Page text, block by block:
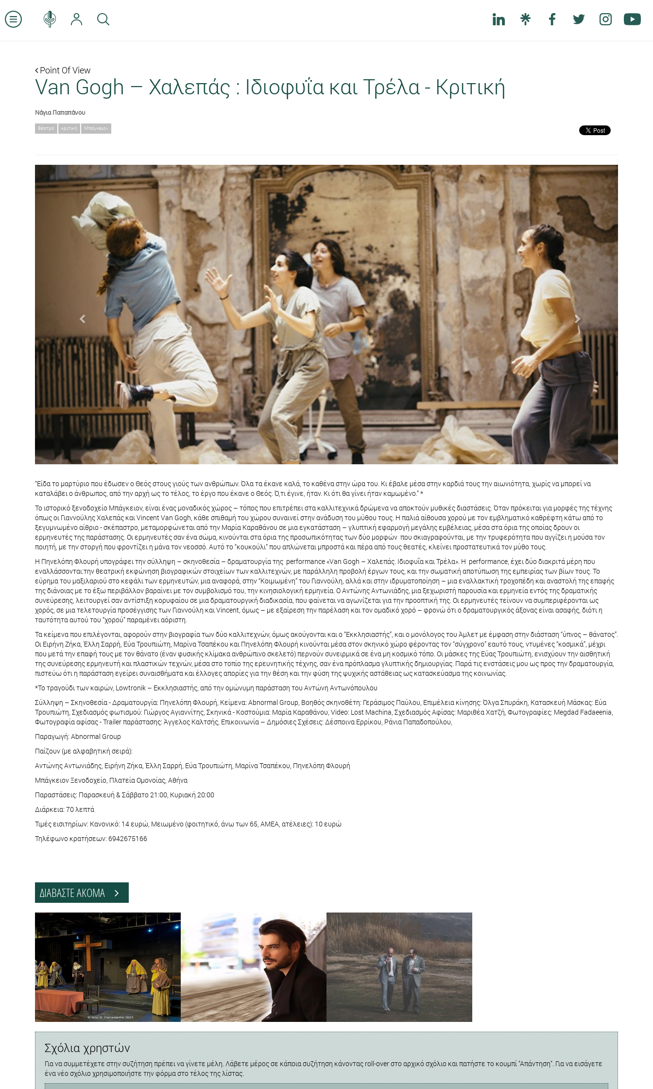
Point Of View
Van Gogh – Χαλεπάς : Ιδιοφυΐα και Τρέλα - Κριτική
Νάγια Παπαπάνου
θέατρο κριτική Μπάγκειον
Previous Next
“Είδα το μαρτύριο που έδωσεν ο Θεός στους γιούς των ανθρώπων. Όλα τα έκανε καλά, το καθένα στην ώρα του. Κι έβαλε μέσα στην καρδιά τους την αιωνιότητα, χωρίς να μπορεί να
καταλάβει ο άνθρωπος, από την αρχή ως το τέλος, το έργο που έκανε ο Θεός. Ό,τι έγινε, ήταν. Κι ότι θα γίνει ήταν καμωμένο.” *
Το ιστορικό ξενοδοχείο Μπάγκειον, είναι ένας μοναδικός χώρος – τόπος που επιτρέπει στα καλλιτεχνικά δρώμενα να αποκτούν μυθικές διαστάσεις. Όταν πρόκειται για μορφές της τέχνης
όπως οι Γιαννούλης Χαλεπάς και Vincent Van Gogh, κάθε σπιθαμή του χώρου συναινεί στην ανάδυση του μύθου τους. Η παλιά αίθουσα χορού με τον εμβληματικό καθρέφτη κάτω από το
ξεγυμνωμένο αίθριο - σκέπαστρο, μεταμορφώνεται από την Μαρία Καραθάνου σε μια εγκατάσταση – γλυπτική εφαρμογή μεγάλης εμβέλειας, μέσα στα όρια της οποίας δρουν οι
ερμηνευτές της παράστασης. Οι ερμηνευτές σαν ένα σώμα, κινούνται στα όρια της προσωπικότητας των δύο μορφών που σκιαγραφούνται, με την τρυφερότητα που αγγίζει η μούσα τον
ποιητή, με την στοργή που φροντίζει η μάνα τον νεοσσό. Αυτό το “κουκούλι” που απλώνεται μπροστά και πέρα από τους θεατές, κλείνει προστατευτικά τον μύθο τους.
Η Πηνελόπη Φλουρή υπογράφει την σύλληψη – σκηνοθεσία – δραματουργία της performance «Van Gogh – Χαλεπάς. Ιδιοφυΐα και Τρέλα». H performance, έχει δύο διακριτά μέρη που
εναλλάσσονται:την θεατρική εκφώνηση βιογραφικών στοιχείων των καλλιτεχνών, με παράλληλη προβολή έργων τους, και την σωματική αποτύπωση της εμπειρίας των βίων τους. Το
εύρημα του μαξιλαριού στο κεφάλι των ερμηνευτών, μια αναφορά, στην “Κοιμωμένη” του Γιαννούλη, αλλά και στην ιδρυματοποίηση – μια εναλλακτική τροχοπέδη και αναστολή της επαφής
της διάνοιας με το έξω περιβάλλον βαραίνει με τον συμβολισμό του, την κινησιολογική ερμηνεία. Ο Αντώνης Αντωνιάδης, μια ξεχωριστή παρουσία και ερμηνεία εντός της δραματικής
συνεύρεσης, λειτουργεί σαν αντίστιξη κορυφαίου σε μια δραματουργική διαδικασία, που φαίνεται να αγωνίζεται για την προοπτική της. Οι ερμηνευτές τείνουν να συμπεριφέρονται ως
χορός, σε μια τελετουργία προσέγγισης των Γιαννούλη και Vincent, όμως – με εξαίρεση την παρέλαση και τον ομαδικό χορό – φρονώ ότι ο δραματουργικός άξονας είναι ασαφής, διότι η
ταυτότητα αυτού του “χορού” παραμένει αόριστη.
Τα κείμενα που επιλέγονται, αφορούν στην βιογραφία των δύο καλλιτεχνών, όμως ακούγονται και ο “Εκκλησιαστής”, και ο μονόλογος του Άμλετ με έμφαση στην διάσταση “ύπνος – θάνατος”.
Οι Ειρήνη Ζήκα, Έλλη Σαρρή, Εύα Τρουπιώτη, Μαρίνα Τσαπέκου και Πηνελόπη Φλουρή κινούνται μέσα στον σκηνικό χώρο φέροντας τον “σύγχρονο” εαυτό τους, ντυμένες “κοσμικά”, μέχρι
που μετά την επαφή τους με τον θάνατο (έναν φυσικής κλίμακα ανθρώπινο σκελετό) περνούν συνειρμικά σε ένα μη κοσμικό τόπο. Οι μάσκες της Εύας Τρουπιώτη, ενισχύουν την αισθητική
της συνεύρεσης ερμηνευτή και πλαστικών τεχνών, μέσα στο τοπίο της ερευνητικής τέχνης, σαν ένα πρόπλασμα γλυπτικής δημιουργίας. Παρά τις ενστάσεις μου ως προς την δραματουργία,
πιστεύω ότι η παράσταση εγείρει συναισθήματα και έλλογες απορίες για την θέση και την φύση της ψυχικής αστάθειας ως κατασκεύασμα της κοινωνίας.
*Το τραγούδι των καιρών, Lowtronik – Εκκλησιαστής, από την ομώνυμη παράσταση του Αντώνη Αντωνόπουλου
Σύλληψη – Σκηνοθεσία - Δραματουργία: Πηνελόπη Φλουρή, Κείμενα: Abnormal Group, Βοηθός σκηνοθέτη: Γεράσιμος Παύλου, Επιμέλεια κίνησης: Όλγα Σπυράκη, Κατασκευή Μάσκας: Εύα
Τρουπιώτη, Σχεδιασμός φωτισμού: Γιώργος Αγιαννίτης, Σκηνικά - Κοστούμια: Μαρία Καραθάνου, Video: Lost Machina, Σχεδιασμός Αφίσας: Μαριθέα Χατζή, Φωτογραφίες: Megdad Fadaeenia,
Φωτογραφία αφίσας - Trailer παράστασης: Άγγελος Καλτσής, Επικοινωνία – Δημόσιες Σχέσεις: Δέσποινα Ερρίκου, Ράνια Παπαδοπούλου,
Παραγωγή: Abnormal Group
Παίζουν (με αλφαβητική σειρά):
Αντώνης Αντωνιάδης, Ειρήνη Ζήκα, Έλλη Σαρρή, Εύα Τρουπιώτη, Μαρίνα Τσαπέκου, Πηνελόπη Φλουρή
Μπάγκειον Ξενοδοχείο, Πλατεία Ομονοίας, Αθήνα
Παραστάσεις: Παρασκευή & Σάββατο 21:00, Κυριακή 20:00
Διάρκεια: 70 λεπτά
Τιμές εισιτηρίων: Κανονικό: 14 ευρώ, Μειωμένο (φοιτητικό, άνω των 65, ΑΜΕΑ, ατέλειες): 10 ευρώ
Τηλέφωνο κρατήσεων: 6942675166
ΔΙΑΒΑΣΤΕ ΑΚΟΜΑ
Σχόλια χρηστών
Για να συμμετέχετε στην συζήτηση πρέπει να γίνετε μέλη. Λάβετε μέρος σε κάποια συζήτηση κάνοντας roll-over στο αρχικό σχόλιο και πατήστε το κουμπί "Απάντηση". Για να εισάγετε
ένα νέο σχόλιο χρησιμοποιήστε την φόρμα στο τέλος της λίστας.